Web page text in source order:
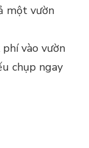
một vườn
vào vườn
chụp ngay